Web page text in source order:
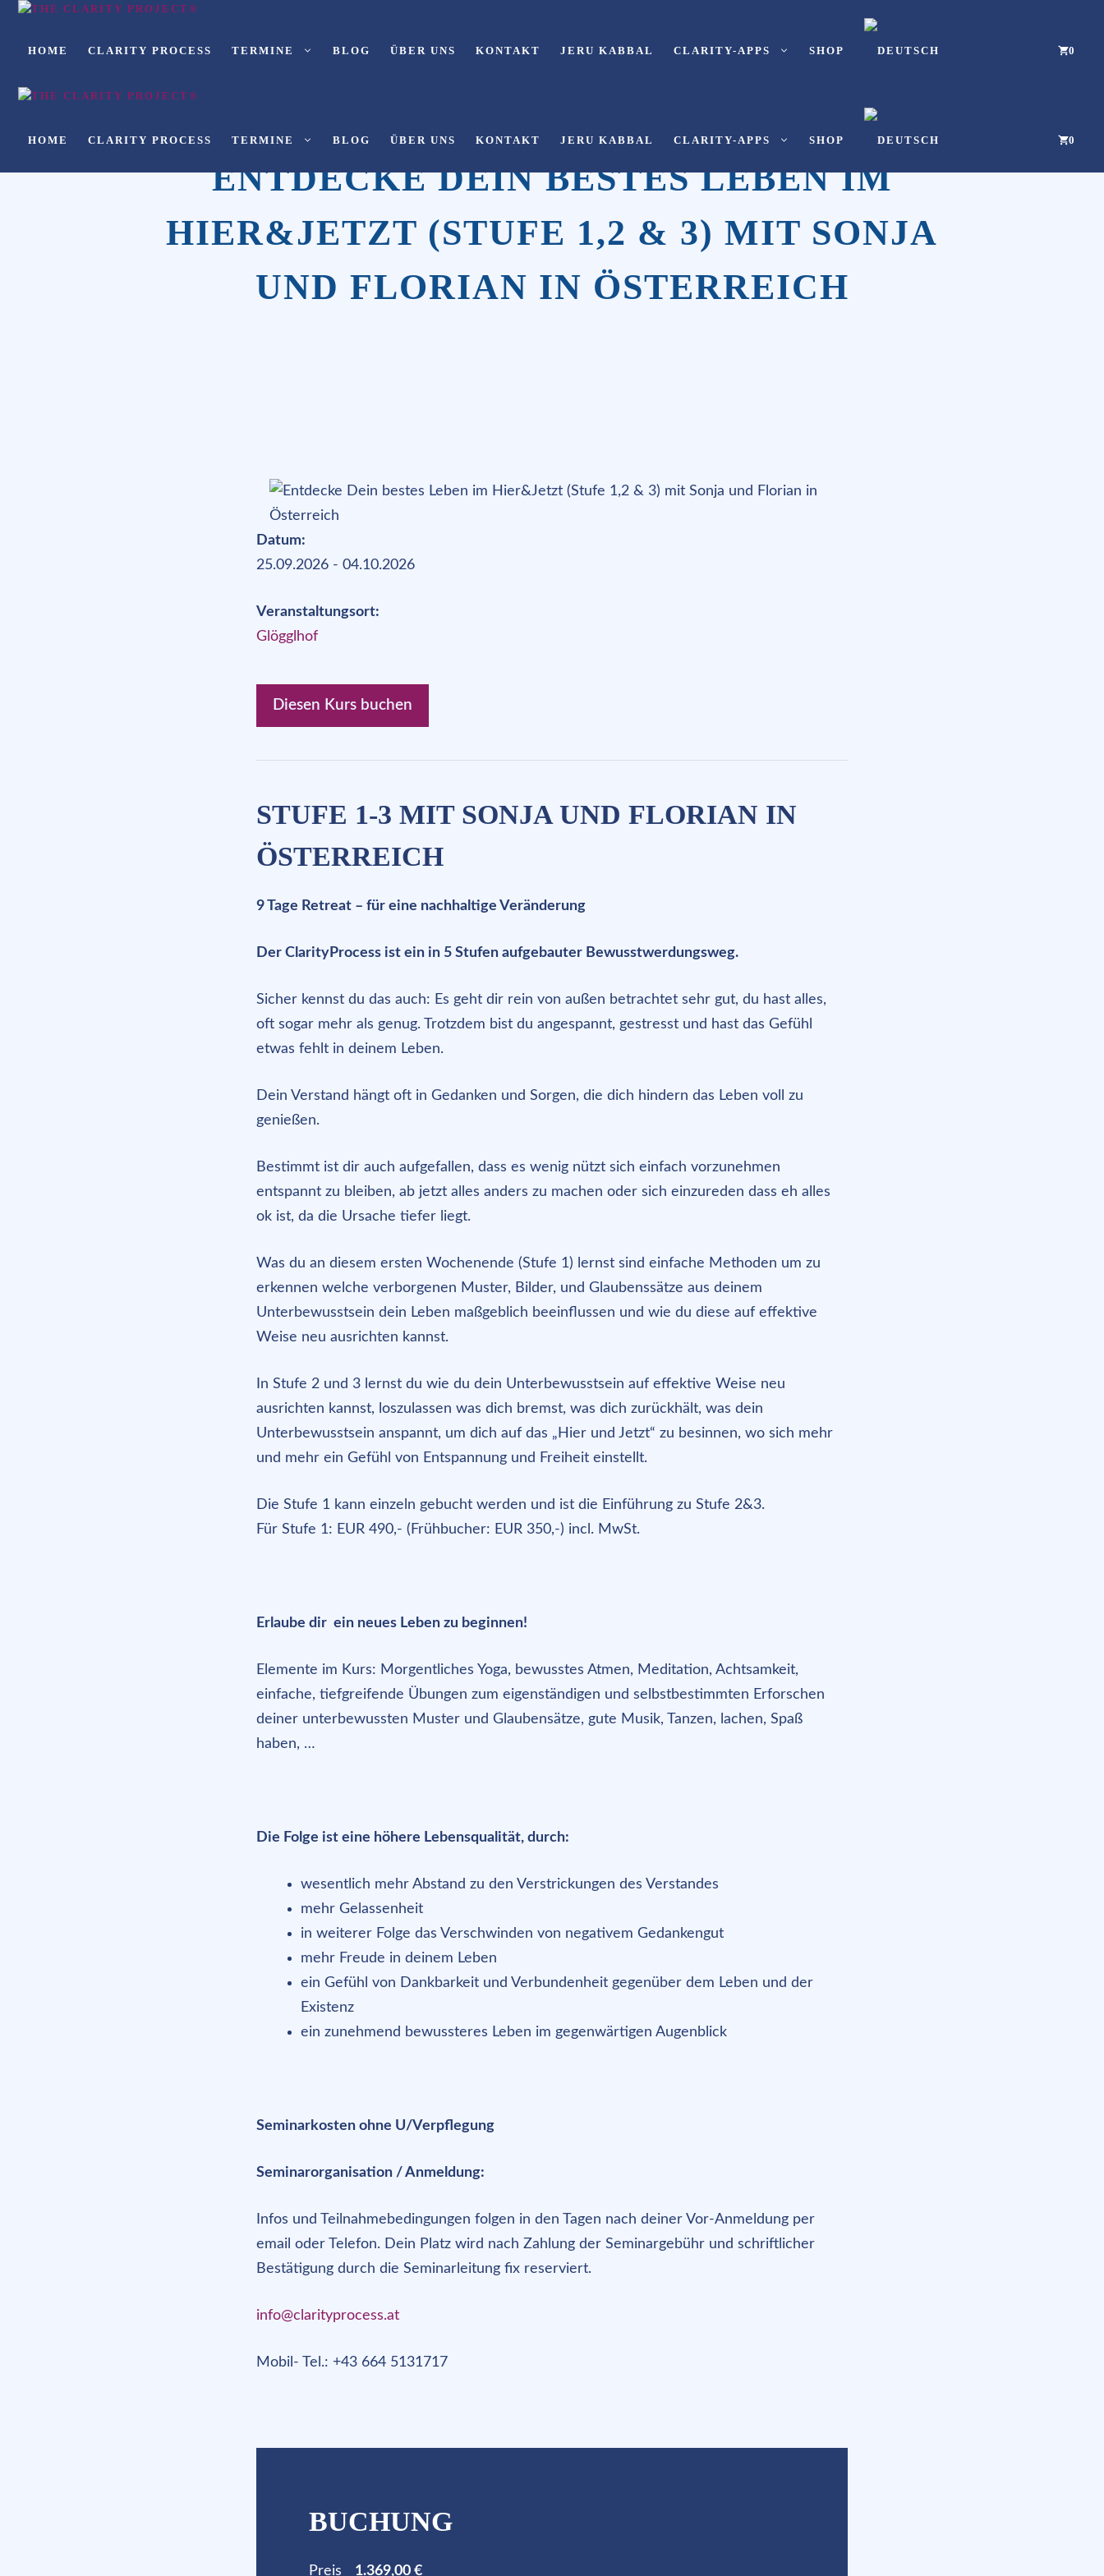
Zum
HOME CLARITY PROCESS TERMINE BLOG ÜBER UNS KONTAKT JERU KABBAL CLARITY-APPS SHOP 0
HOME CLARITY PROCESS TERMINE BLOG ÜBER UNS KONTAKT JERU KABBAL CLARITY-APPS SHOP 0
ENTDECKE DEIN BESTES LEBEN IM
HIER&JETZT (STUFE 1,2 & 3) MIT SONJA
UND FLORIAN IN ÖSTERREICH
Datum:
25.09.2026 - 04.10.2026
Veranstaltungsort:
Glögglhof
Diesen Kurs buchen
STUFE 1-3 MIT SONJA UND FLORIAN IN
ÖSTERREICH
9 Tage Retreat – für eine nachhaltige Veränderung
Der ClarityProcess ist ein in 5 Stufen aufgebauter Bewusstwerdungsweg.
Sicher kennst du das auch: Es geht dir rein von außen betrachtet sehr gut, du hast alles,
oft sogar mehr als genug. Trotzdem bist du angespannt, gestresst und hast das Gefühl
etwas fehlt in deinem Leben.
Dein Verstand hängt oft in Gedanken und Sorgen, die dich hindern das Leben voll zu
genießen.
Bestimmt ist dir auch aufgefallen, dass es wenig nützt sich einfach vorzunehmen
entspannt zu bleiben, ab jetzt alles anders zu machen oder sich einzureden dass eh alles
ok ist, da die Ursache tiefer liegt.
Was du an diesem ersten Wochenende (Stufe 1) lernst sind einfache Methoden um zu
erkennen welche verborgenen Muster, Bilder, und Glaubenssätze aus deinem
Unterbewusstsein dein Leben maßgeblich beeinflussen und wie du diese auf effektive
Weise neu ausrichten kannst.
In Stufe 2 und 3 lernst du wie du dein Unterbewusstsein auf effektive Weise neu
ausrichten kannst, loszulassen was dich bremst, was dich zurückhält, was dein
Unterbewusstsein anspannt, um dich auf das „Hier und Jetzt“ zu besinnen, wo sich mehr
und mehr ein Gefühl von Entspannung und Freiheit einstellt.
Die Stufe 1 kann einzeln gebucht werden und ist die Einführung zu Stufe 2&3.
Für Stufe 1: EUR 490,- (Frühbucher: EUR 350,-) incl. MwSt.
Erlaube dir ein neues Leben zu beginnen!
Elemente im Kurs: Morgentliches Yoga, bewusstes Atmen, Meditation, Achtsamkeit,
einfache, tiefgreifende Übungen zum eigenständigen und selbstbestimmten Erforschen
deiner unterbewussten Muster und Glaubensätze, gute Musik, Tanzen, lachen, Spaß
haben, …
Die Folge ist eine höhere Lebensqualität, durch:
wesentlich mehr Abstand zu den Verstrickungen des Verstandes
mehr Gelassenheit
in weiterer Folge das Verschwinden von negativem Gedankengut
mehr Freude in deinem Leben
ein Gefühl von Dankbarkeit und Verbundenheit gegenüber dem Leben und der
Existenz
ein zunehmend bewussteres Leben im gegenwärtigen Augenblick
Seminarkosten ohne U/Verpflegung
Seminarorganisation / Anmeldung:
Infos und Teilnahmebedingungen folgen in den Tagen nach deiner Vor-Anmeldung per
email oder Telefon. Dein Platz wird nach Zahlung der Seminargebühr und schriftlicher
Bestätigung durch die Seminarleitung fix reserviert.
info@clarityprocess.at
Mobil- Tel.: +43 664 5131717
BUCHUNG
Preis 1.369,00 €